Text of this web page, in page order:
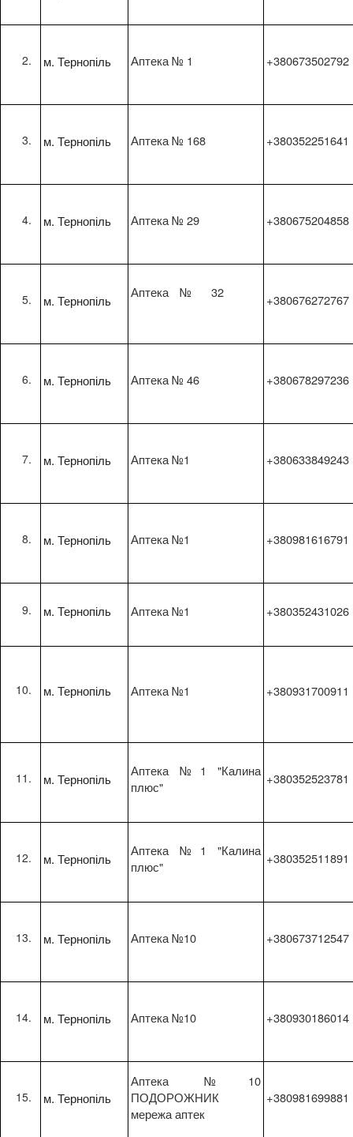
м. Тернопіль Аптека № 1 +380673502792
м. Тернопіль Аптека № 168 +380352251641
м. Тернопіль Аптека № 29 +380675204858
м. Тернопіль Аптека № 32 +380676272767
м. Тернопіль Аптека № 46 +380678297236
м. Тернопіль Аптека №1 +380633849243
м. Тернопіль Аптека №1 +380981616791
м. Тернопіль Аптека №1 +380352431026
м. Тернопіль Аптека №1 +380931700911
м. Тернопіль
Аптека №1 "Калина
плюс"
+380352523781
м. Тернопіль
Аптека №1 "Калина
плюс"
+380352511891
м. Тернопіль Аптека №10 +380673712547
м. Тернопіль Аптека №10 +380930186014
м. Тернопіль
Аптека №10
ПОДОРОЖНИК
мережа аптек
+380981699881